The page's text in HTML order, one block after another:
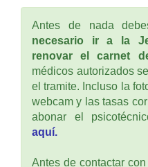
Antes de nada
necesario ir a la
renovar el carnet
médicos autorizados
el tramite. Incluso la
webcam y las tasas
abonar el
aquí.
Antes de contactar con